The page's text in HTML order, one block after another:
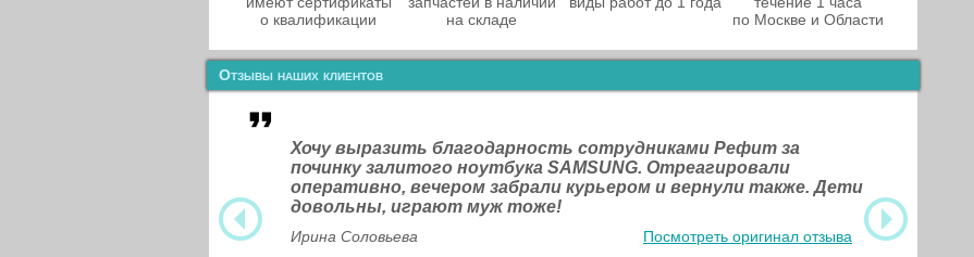
о квалификации
на складе
по Москве и Области
Отзывы наших клиентов
Хочу выразить благодарность сотрудниками Рефит за
починку залитого ноутбука SAMSUNG. Отреагировали
оперативно, вечером забрали курьером и вернули также. Дети
довольны, играют муж тоже!
Ирина Соловьева Посмотреть оригинал отзыва